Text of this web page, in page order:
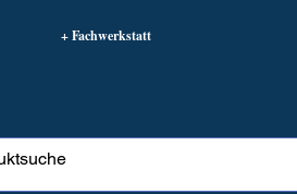
+ Fachwerkstatt